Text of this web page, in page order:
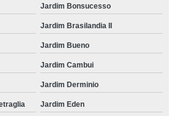
Jardim Bonsucesso
Jardim Brasilandia II
Jardim Bueno
Jardim Cambui
Jardim Derminio
Jardim Eden